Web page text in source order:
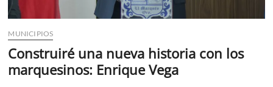
MUNICIPIOS
Construiré una nueva historia con los
marquesinos: Enrique Vega